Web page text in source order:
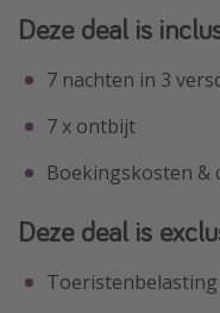
Deze deal is
7 nachten in 3
7 x ontbijt
Boekingskosten &
Deze deal is
Toeristenbelasting